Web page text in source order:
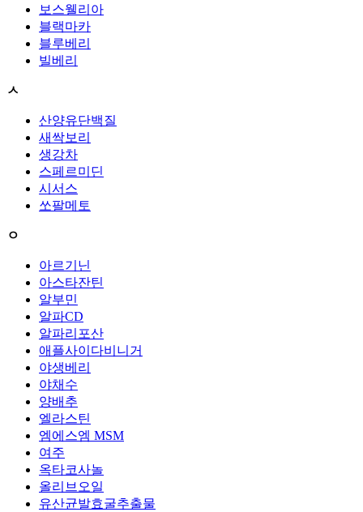
보스웰리아
블랙마카
블루베리
빌베리
ㅅ
산양유단백질
새싹보리
생강차
스페르미딘
시서스
쏘팔메토
ㅇ
아르기닌
아스타잔틴
알부민
알파CD
알파리포산
애플사이다비니거
야생베리
야채수
양배추
엘라스틴
엠에스엠 MSM
여주
옥타코사놀
올리브오일
유산균발효굴추출물